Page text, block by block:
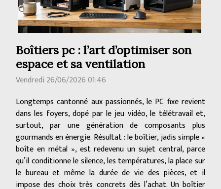
Boîtiers pc : l’art d’optimiser son
espace et sa ventilation
Vendredi 26/06/2026 01:46
Longtemps cantonné aux passionnés, le PC fixe revient
dans les foyers, dopé par le jeu vidéo, le télétravail et,
surtout, par une génération de composants plus
gourmands en énergie. Résultat : le boîtier, jadis simple «
boîte en métal », est redevenu un sujet central, parce
qu’il conditionne le silence, les températures, la place sur
le bureau et même la durée de vie des pièces, et il
impose des choix très concrets dès l’achat. Un boîtier